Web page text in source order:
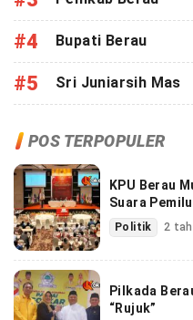
#4 Bupati Berau
#5 Sri Juniarsih Mas
POS TERPOPULER
KPU Berau
Suara
Politik 2
Pilkada
“Rujuk”